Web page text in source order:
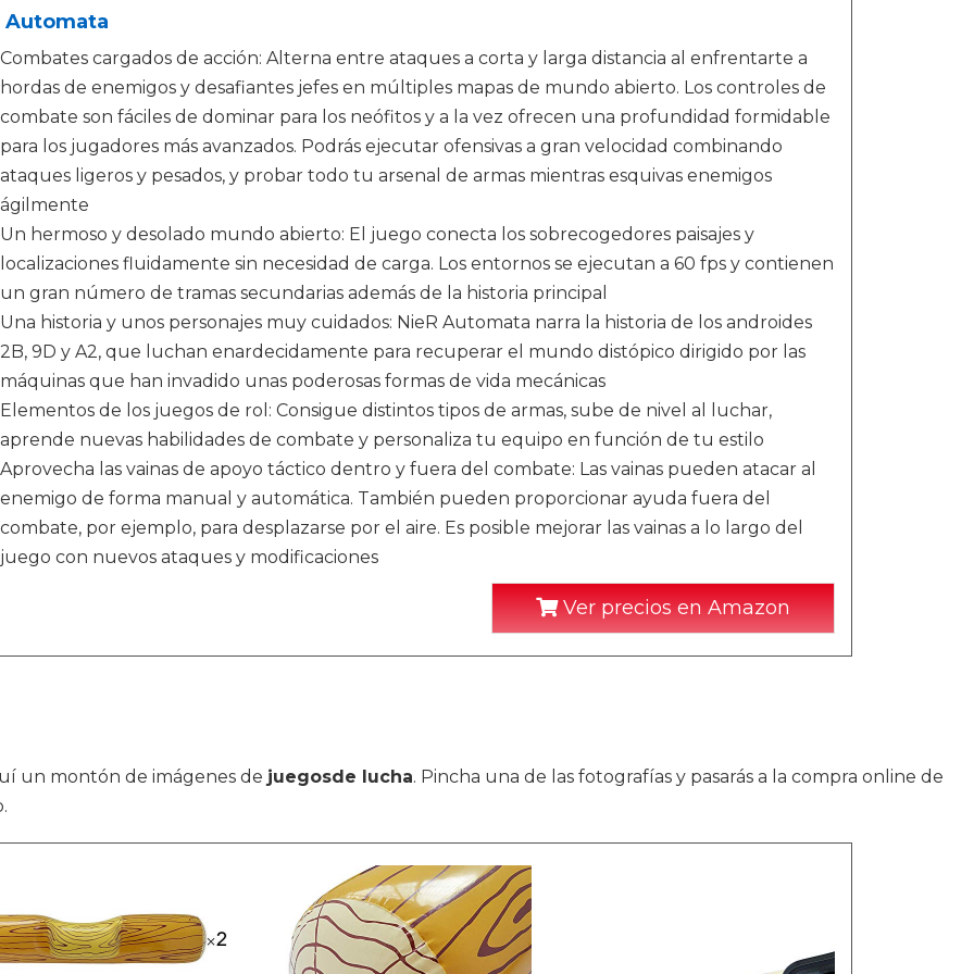
Automata
Combates cargados de acción: Alterna entre ataques a corta y larga distancia al enfrentarte a
hordas de enemigos y desafiantes jefes en múltiples mapas de mundo abierto. Los controles de
combate son fáciles de dominar para los neófitos y a la vez ofrecen una profundidad formidable
para los jugadores más avanzados. Podrás ejecutar ofensivas a gran velocidad combinando
ataques ligeros y pesados, y probar todo tu arsenal de armas mientras esquivas enemigos
ágilmente
Un hermoso y desolado mundo abierto: El juego conecta los sobrecogedores paisajes y
localizaciones fluidamente sin necesidad de carga. Los entornos se ejecutan a 60 fps y contienen
un gran número de tramas secundarias además de la historia principal
Una historia y unos personajes muy cuidados: NieR Automata narra la historia de los androides
2B, 9D y A2, que luchan enardecidamente para recuperar el mundo distópico dirigido por las
máquinas que han invadido unas poderosas formas de vida mecánicas
Elementos de los juegos de rol: Consigue distintos tipos de armas, sube de nivel al luchar,
aprende nuevas habilidades de combate y personaliza tu equipo en función de tu estilo
Aprovecha las vainas de apoyo táctico dentro y fuera del combate: Las vainas pueden atacar al
enemigo de forma manual y automática. También pueden proporcionar ayuda fuera del
combate, por ejemplo, para desplazarse por el aire. Es posible mejorar las vainas a lo largo del
juego con nuevos ataques y modificaciones
Ver precios en Amazon
un montón de imágenes de juegosde lucha. Pincha una de las fotografías y pasarás a la compra online de